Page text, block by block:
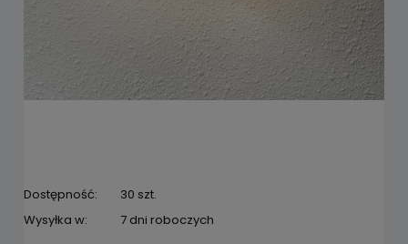
Dostępność:
30 szt.
Wysyłka w:
7 dni roboczych